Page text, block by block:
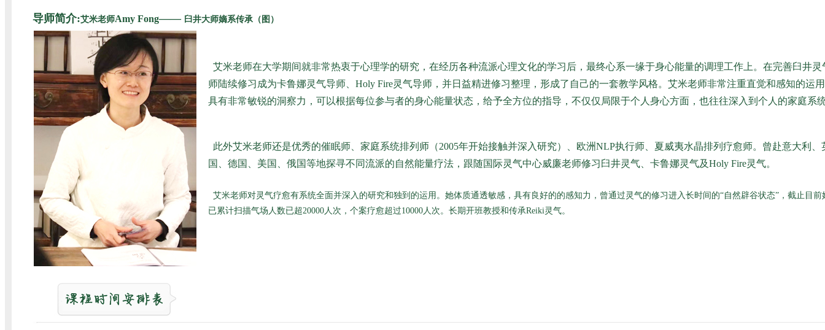
导师简介:艾米老师Amy Fong—— 臼井大师嫡系传承（图）
艾米老师在大学期间就非常热衷于心理学的研究，在经历各种流派心理文化的学习后，最终心系一缘于身心能量的调理工作上。在完善臼井
师陆续修习成为卡鲁娜灵气导师、Holy Fire灵气导师，并日益精进修习整理，形成了自己的一套教学风格。艾米老师非常注重直觉和感知的运
具有非常敏锐的洞察力，可以根据每位参与者的身心能量状态，给予全方位的指导，不仅仅局限于个人身心方面，也往往深入到个人的家庭系
此外艾米老师还是优秀的催眠师、家庭系统排列师（2005年开始接触并深入研究）、欧洲NLP执行师、夏威夷水晶排列疗愈师。曾赴意大利、
国、德国、美国、俄国等地探寻不同流派的自然能量疗法，跟随国际灵气中心威廉老师修习臼井灵气、卡鲁娜灵气及Holy Fire灵气。
艾米老师对灵气疗愈有系统全面并深入的研究和独到的运用。她体质通透敏感，具有良好的的感知力，曾通过灵气的修习进入长时间的“自然辟谷状态”，截止目前
已累计扫描气场人数已超20000人次，个案疗愈超过10000人次。长期开班教授和传承Reiki灵气。